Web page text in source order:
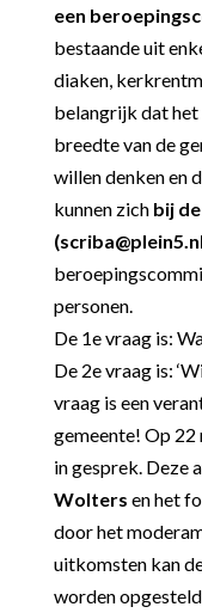
een
bestaande uit
diaken,
belangrijk dat
breedte van de
willen denken en
kunnen zich bij de
personen.
De 1evraag is:
De 2evraag is:
vraag is een
gemeente! Op 22
in gesprek. Deze
Wolters en het
door het
uitkomsten kan
worden